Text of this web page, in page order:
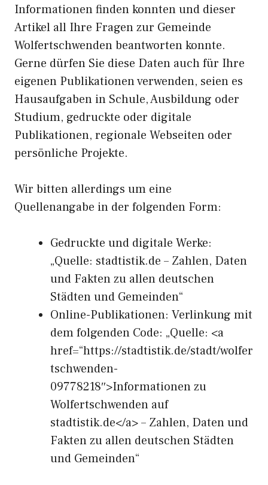
Informationen finden konnten und dieser
Artikel all Ihre Fragen zur Gemeinde
Wolfertschwenden beantworten konnte.
Gerne dürfen Sie diese Daten auch für Ihre
eigenen Publikationen verwenden, seien es
Hausaufgaben in Schule, Ausbildung oder
Studium, gedruckte oder digitale
Publikationen, regionale Webseiten oder
persönliche Projekte.
Wir bitten allerdings um eine
Quellenangabe in der folgenden Form:
Gedruckte und digitale Werke:
„Quelle: stadtistik.de – Zahlen, Daten
und Fakten zu allen deutschen
Städten und Gemeinden“
Online-Publikationen: Verlinkung mit
dem folgenden Code: „Quelle: <a
href=“https://stadtistik.de/stadt/wolfer
tschwenden-
09778218″>Informationen zu
Wolfertschwenden auf
stadtistik.de</a> – Zahlen, Daten und
Fakten zu allen deutschen Städten
und Gemeinden“